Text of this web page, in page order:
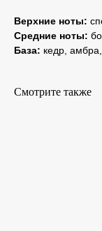
Верхние ноты:
Средние ноты:
База: кедр,
Смотрите также